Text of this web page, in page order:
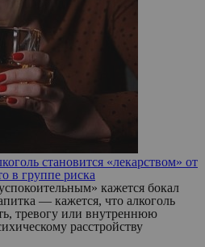
становится «лекарством» от
в группе риска
кажется бокал
— кажется, что алкоголь
тревогу или внутреннюю
расстройству